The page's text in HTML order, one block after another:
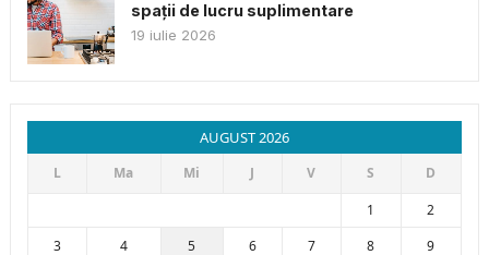
spații de lucru suplimentare
19 iulie 2026
AUGUST 2026
L Ma Mi J V S
D
1
2
3
4 5 6 7 8
9